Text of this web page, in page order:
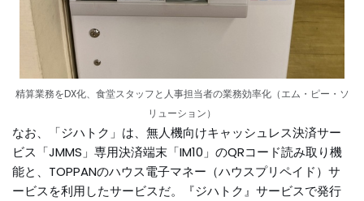
精算業務をDX化、食堂スタッフと人事担当者の業務効率化（エム・ピー・ソ
リューション）
なお、「ジハトク」は、無人機向けキャッシュレス決済サー
ビス「JMMS」専用決済端末「IM10」のQRコード読み取り機
能と、TOPPANのハウス電子マネー（ハウスプリペイド）サ
ービスを利用したサービスだ。『ジハトク』サービスで発行